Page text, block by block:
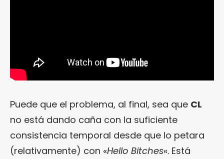
Puede que el problema, al final, sea que CL
no está dando caña con la suficiente
consistencia temporal desde que lo petara
(relativamente) con «Hello Bitches«. Está